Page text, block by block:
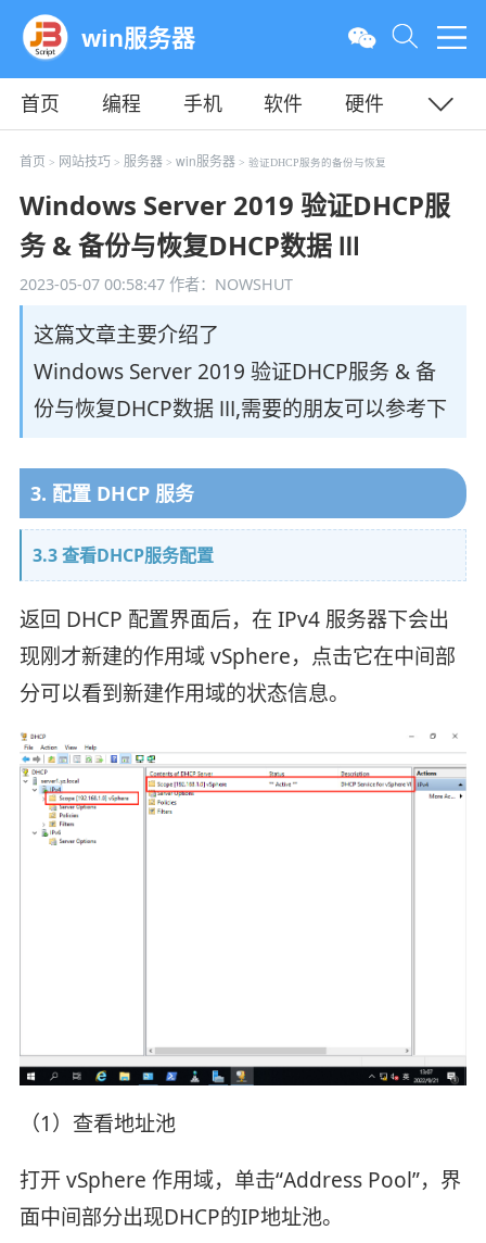
win服务器
首页 编程 手机 软件
硬件
教程
平面 服务器
首页 > 网站技巧 > 服务器> win服务器> 验证DHCP服务的备份与恢复
Windows Server 2019 验证DHCP服
务 & 备份与恢复DHCP数据 Ⅲ
2023-05-07 00:58:47作者：NOWSHUT
这篇文章主要介绍了
Windows Server 2019 验证DHCP服务 & 备
份与恢复DHCP数据 Ⅲ,需要的朋友可以参考下
3. 配置 DHCP 服务
3.3 查看DHCP服务配置
返回 DHCP 配置界面后，在 IPv4 服务器下会出
现刚才新建的作用域 vSphere，点击它在中间部
分可以看到新建作用域的状态信息。
（1）查看地址池
打开 vSphere 作用域，单击“Address Pool”，界
面中间部分出现DHCP的IP地址池。